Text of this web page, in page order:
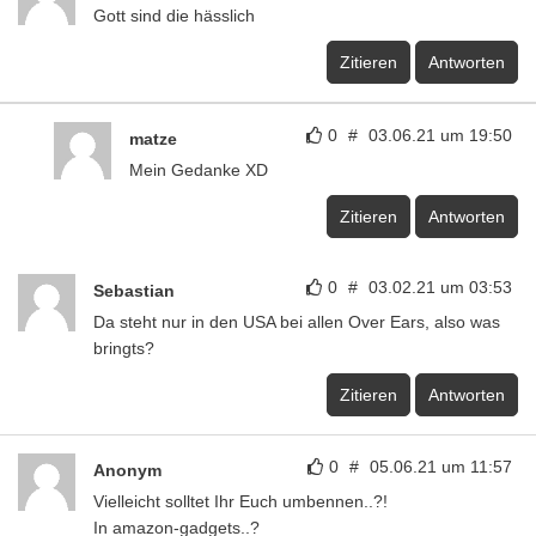
Gott sind die hässlich
Zitieren Antworten
0 # 03.06.21 um 19:50
matze
Mein Gedanke XD
Zitieren Antworten
0 # 03.02.21 um 03:53
Sebastian
Da steht nur in den USA bei allen Over Ears, also was
bringts?
Zitieren Antworten
0 # 05.06.21 um 11:57
Anonym
Vielleicht solltet Ihr Euch umbennen..?!
In amazon-gadgets..?